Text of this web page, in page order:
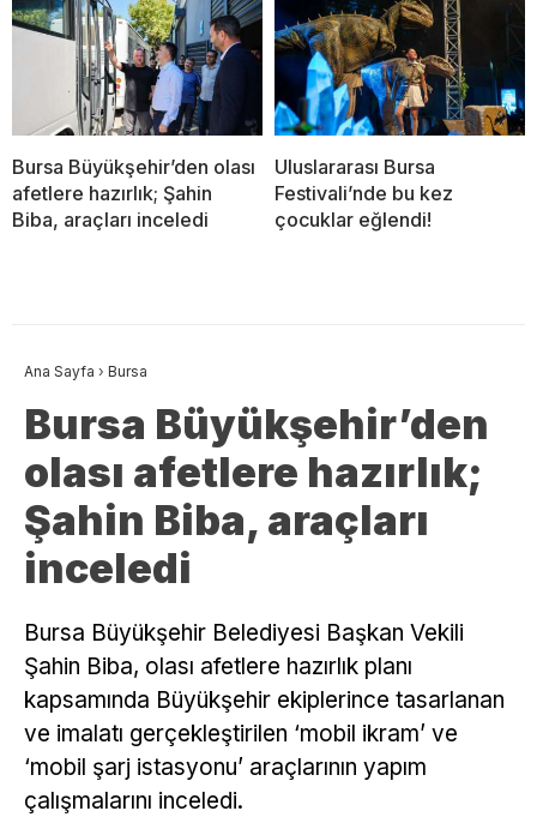
Bursa Büyükşehir’den olası
afetlere hazırlık; Şahin
Biba, araçları inceledi
Uluslararası Bursa
Festivali’nde bu kez
çocuklar eğlendi!
Ana Sayfa › Bursa
Bursa Büyükşehir’den
olası afetlere hazırlık;
Şahin Biba, araçları
inceledi
Bursa Büyükşehir Belediyesi Başkan Vekili
Şahin Biba, olası afetlere hazırlık planı
kapsamında Büyükşehir ekiplerince tasarlanan
ve imalatı gerçekleştirilen ‘mobil ikram’ ve
‘mobil şarj istasyonu’ araçlarının yapım
çalışmalarını inceledi.